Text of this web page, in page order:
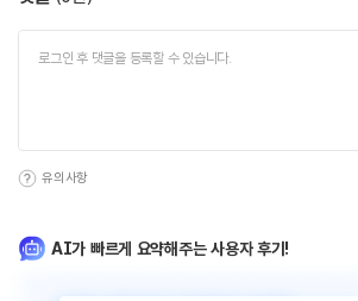
유의사항
AI가 빠르게 요약해주는 사용자 후기!